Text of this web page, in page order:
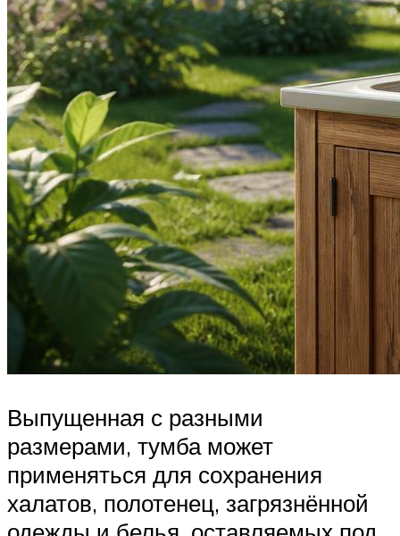
Выпущенная с разными
размерами, тумба может
применяться для сохранения
халатов, полотенец, загрязнённой